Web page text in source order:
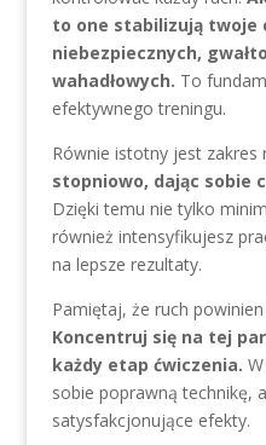
to one stabilizują twoje
niebezpiecznych,
wahadłowych. To
efektywnego treningu.
Równie istotny jest zakres
stopniowo, dając sobie
Dzięki temu nie tylko
również intensyfikujesz
na lepsze rezultaty.
Pamiętaj, że ruch
Koncentruj się na tej
każdy etap ćwiczenia.
sobie poprawną technikę,
satysfakcjonujące efekty.